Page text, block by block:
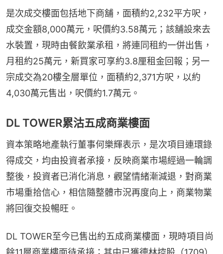
是次成交樓面包括地下商舖，面積約2,232平方呎，
成交金額8,000萬元，呎價約3.58萬元；該舖設來去
水裝置，現時由餐飲業承租，將連同租約一併出售，
月租約25萬元，新買家可享約3.8厘租金回報；另一
宗成交為20樓全層單位，面積約2,371方呎，以約
4,030萬元售出，呎價約1.7萬元。
DL TOWER累沽五成商業樓面
資本策略地產執行董事何樂輝表示，是次項目連環錄
得成交，均由投資者承接，反映商業市場經過一輪調
整後，投資者已消化消息，觀望情緒漸減退，對商業
市場重拾信心，相信隨整體市況再度向上，商業物業
將回復交投暢旺。
DL TOWER至今已售出約五成商業樓面，現時項目尚